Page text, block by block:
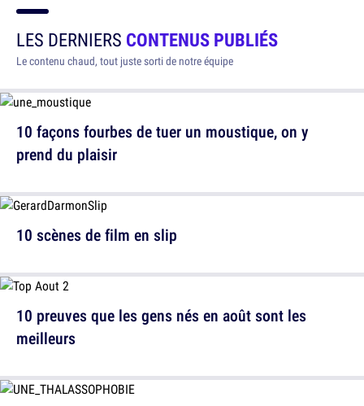
LES DERNIERS CONTENUS PUBLIÉS
Le contenu chaud, tout juste sorti de notre équipe
10 façons fourbes de tuer un moustique, on y
prend du plaisir
10 preuves que les gens nés en août sont les
meilleurs
10 scènes de film en slip